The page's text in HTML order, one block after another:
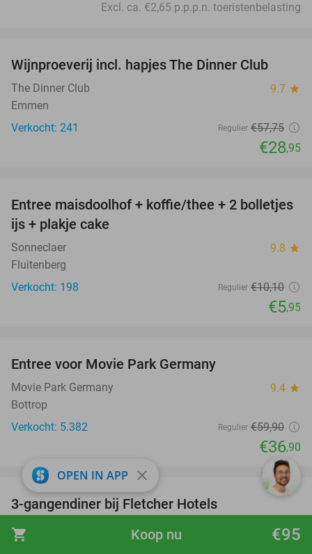
shopping_cart €95
Koop nu
Excl. ca. €2,65 p.p.p.n. toeristenbelasting
Wijnproeverij incl. hapjes The Dinner Club
The Dinner Club 9.7 star
Emmen
Verkocht: 241
Regulier €57,75
€28,95
41%
Entree maisdoolhof + koffie/thee + 2 bolletjes
ijs + plakje cake
Sonneclaer 9.8 star
Fluitenberg
Verkocht: 198
Regulier €10,10
€5,95
Entree voor Movie Park Germany
Movie Park Germany 9.4 star
Bottrop
Verkocht: 5.382
Regulier €59,90
€36,90
42%
favorite_border
3-gangendiner bij Fletcher Hotels
Fletcher Hotels
Zeegse (+ meerdere locaties)
OPEN IN APP close